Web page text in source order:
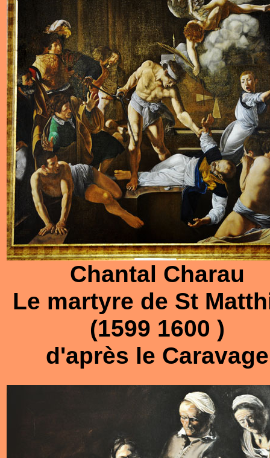
Chantal Charau
Le martyre de St
(1599 1600 )
d'après le Caravage